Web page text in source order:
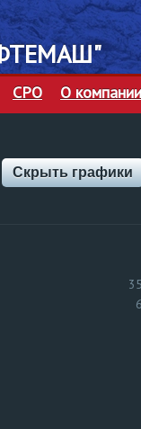
СРО О компании
Скрыть графики